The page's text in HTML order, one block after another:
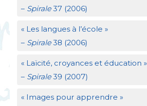
– Spirale37 (2006)
« Les langues à l’école »
– Spirale38 (2006)
« Laïcité, croyances et éducation »
– Spirale39 (2007)
« Images pour apprendre »